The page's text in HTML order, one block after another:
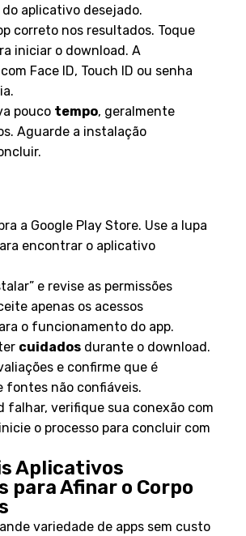
aplicativo desejado.
correto nos resultados. Toque
iniciar o download. A
Face ID, Touch ID ou senha
pouco tempo, geralmente
Aguarde a instalação
a Google Play Store. Use a lupa
encontrar o aplicativo
e revise as permissões
apenas os acessos
o funcionamento do app.
cuidados durante o download.
e confirme que é
fontes não confiáveis.
falhar, verifique sua conexão com
o processo para concluir com
Aplicativos
para Afinar o Corpo
variedade de apps sem custo